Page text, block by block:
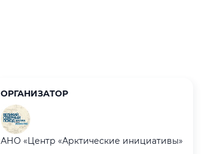
ОРГАНИЗАТОР
АНО «Центр «Арктические инициативы»